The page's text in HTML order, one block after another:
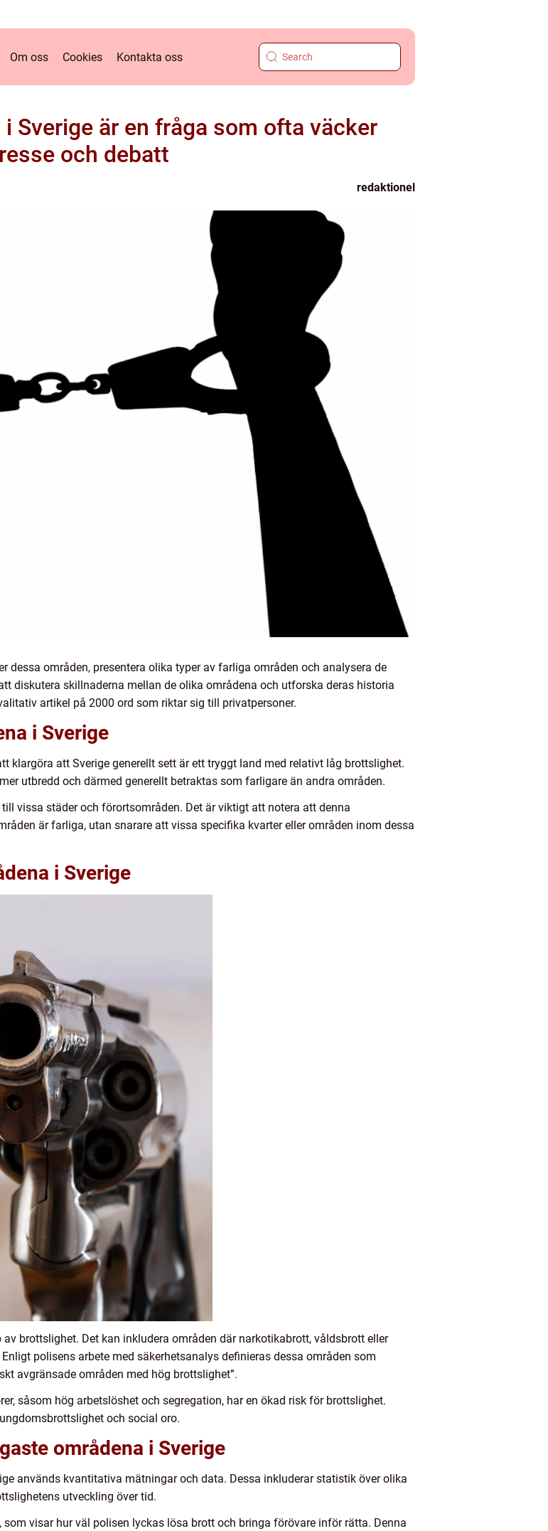
Om oss Cookies Kontakta oss
Sverige är en fråga som ofta väcker
och debatt
redaktionel
dessa områden, presentera olika typer av farliga områden och analysera de
diskutera skillnaderna mellan de olika områdena och utforska deras historia
artikel på 2000 ord som riktar sig till privatpersoner.
i Sverige
klargöra att Sverige generellt sett är ett tryggt land med relativt låg brottslighet.
utbredd och därmed generellt betraktas som farligare än andra områden.
vissa städer och förortsområden. Det är viktigt att notera att denna
är farliga, utan snarare att vissa specifika kvarter eller områden inom dessa
i Sverige
brottslighet. Det kan inkludera områden där narkotikabrott, våldsbrott eller
polisens arbete med säkerhetsanalys definieras dessa områden som
avgränsade områden med hög brottslighet”.
såsom hög arbetslöshet och segregation, har en ökad risk för brottslighet.
och social oro.
områdena i Sverige
används kvantitativa mätningar och data. Dessa inkluderar statistik över olika
utveckling över tid.
visar hur väl polisen lyckas lösa brott och bringa förövare inför rätta. Denna